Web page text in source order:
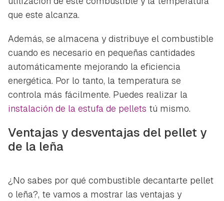
que este alcanza.
Además, se almacena y distribuye el combustible
cuando es necesario en pequeñas cantidades
automáticamente mejorando la eficiencia
energética. Por lo tanto, la temperatura se
controla más fácilmente. Puedes realizar la
instalación de la estufa de pellets tú mismo.
Ventajas y desventajas del pellet y
de la leña
¿No sabes por qué combustible decantarte pellet
o leña?, te vamos a mostrar las ventajas y